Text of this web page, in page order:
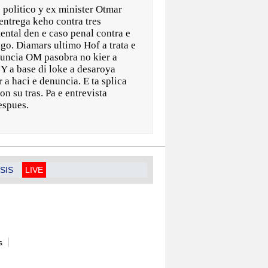
politico y ex minister Otmar
keho contra tres
den e caso penal contra e
Diamars ultimo Hof a trata e
OM pasobra no kier a
a base di loke a desaroya
a haci e denuncia. E ta splica
su tras. Pa e entrevista
LIVE